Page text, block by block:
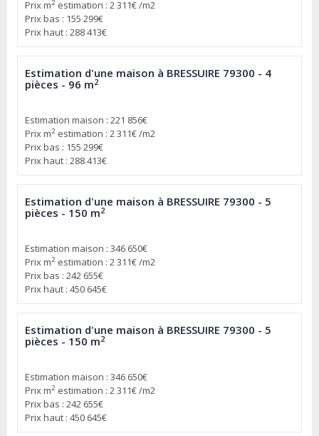
Prix m2 estimation : 2 311€ /m2
Prix bas : 155 299€
Prix haut : 288 413€
Estimation d'une maison à BRESSUIRE 79300 - 4
pièces - 96 m2
Estimation maison : 221 856€
Prix m2 estimation : 2 311€ /m2
Prix bas : 155 299€
Prix haut : 288 413€
Estimation d'une maison à BRESSUIRE 79300 - 5
pièces - 150 m2
Estimation maison : 346 650€
Prix m2 estimation : 2 311€ /m2
Prix bas : 242 655€
Prix haut : 450 645€
Estimation d'une maison à BRESSUIRE 79300 - 5
pièces - 150 m2
Estimation maison : 346 650€
Prix m2 estimation : 2 311€ /m2
Prix bas : 242 655€
Prix haut : 450 645€